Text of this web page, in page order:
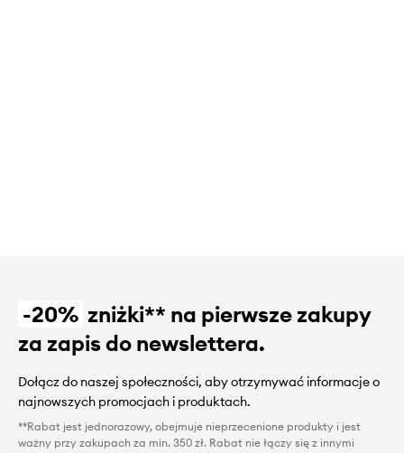
-20% zniżki** na pierwsze zakupy
za zapis do newslettera.
Dołącz do naszej społeczności, aby otrzymywać informacje o
najnowszych promocjach i produktach.
**Rabat jest jednorazowy, obejmuje nieprzecenione produkty i jest
ważny przy zakupach za min. 350 zł. Rabat nie łączy się z innymi